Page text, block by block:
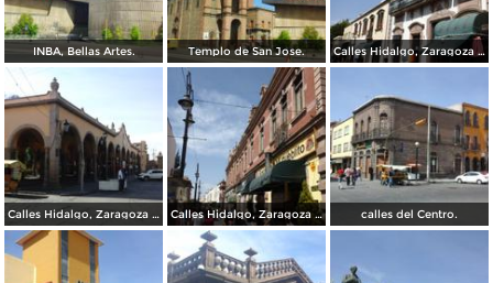
INBA, Bellas Artes. Templo de San Jose. Calles Hidalgo, Zaragoza y calzada de Guadalupe.
Calles Hidalgo, Zaragoza y calzada de Guadalupe. Calles Hidalgo, Zaragoza y calzada de Guadalupe. calles del Centro.